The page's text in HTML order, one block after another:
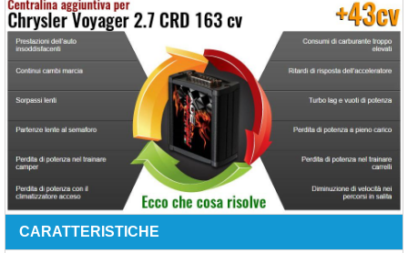
CARATTERISTICHE